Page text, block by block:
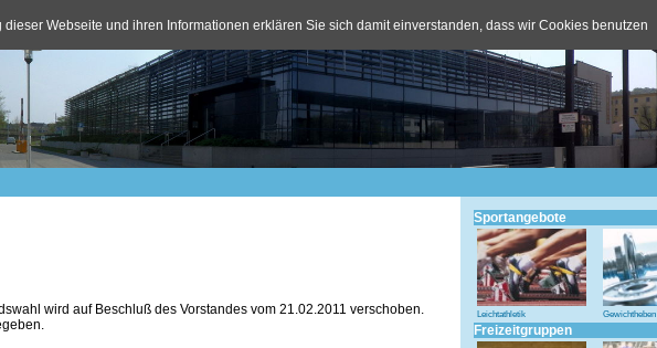
wird auf Beschluß des Vorstandes vom 21.02.2011 verschoben.
Sportangebote
Leichtathletik Gewichtheben
Freizeitgruppen
Webseite und ihren Informationen erklären Sie sich damit einverstanden, dass wir Cookies benutzen